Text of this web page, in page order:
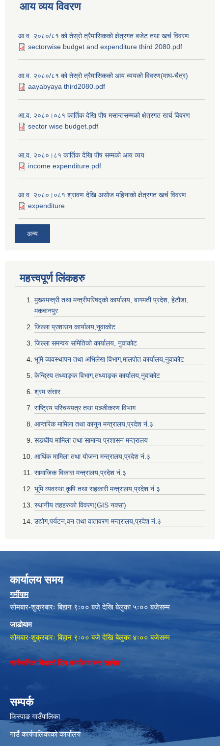
आय व्यय विवरण
आ.व. २०८०/८१ को तेस्रो त्रैमासिकको क्षेत्रगत बजेट तथा खर्च विवरण
sectorwise budget and expenditure third 2080.pdf
आ.व. २०८०/८१ को तेस्रो त्रैमासिकको आय व्ययको विवरण(माघ-चैत्र)
aayabyaya third2080.pdf
आ.व. २०८०।०८१ कार्तिक देखि पौष मसान्तसम्मको क्षेत्रगत खर्च विवरण
sector wise budget.pdf
आ.व. २०८०।८१ कार्तिक देखि पौष सम्मको आय व्यय
income expenditure.pdf
आ.व. २०८०।०८१ श्रावण देखि असोज महिनाको क्षेत्रगत खर्च विवरण
expenditure
अन्य
महत्त्वपूर्ण लि‌ंकहरु
मुख्यमन्त्री तथा मन्त्रीपरिषद्को कार्यालय, बागमती प्रदेश, हेटौडा,
मकवानपुर
जिल्ला प्रशासन कार्यालय,नुवाकोट
जिल्ला समन्वय समितिको कार्यालय, नुवाकोट
भूमि व्यवस्थापन तथा अभिलेख विभाग,मालपोत कार्यालय,नुवाकोट
केन्द्रिय तथ्याङ्क विभाग,तथ्याङ्क कार्यालय,नुवाकोट
श्रम संसार
राष्ट्रिय परिचयपत्र तथा पञ्जीकरण विभाग
आन्तरिक मामिला तथा कानुन मन्त्रालय,प्रदेश नं‌‍‌‍.३
सङघीय मामिला तथा सामान्य प्रशासन मन्त्रालय
आर्थिक मामिला तथा योजना मन्त्रालय,प्रदेश नं‌‍‌‍.३
सामाजिक विकास मन्त्रालय,प्रदेश नं‌‍‌‍.३
भूमि व्यवस्था,कृषि तथा सहकारी मन्त्रालय,प्रदेश नं‌‍‌‍.३
स्थानीय तहहरुको विवरण(GIS नक्सा)
उद्योग,पर्यटन,वन तथा वातावरण मन्त्रालय,प्रदेश नं‌‍‌‍.३
कार्यालय समय
गर्मीयाम
सोमबार-शुक्रबारः बिहान ९ः०० बजे देखि बेलुका ५ः०० बजेसम्म
जाडोयाम
सोमबार-शुक्रबारः बिहान ९ः०० बजे देखि बेलुका ४ः०० बजेसम्म
सार्वजनिक बिदाको दिन कार्यालय बन्द रहनेछ।
सम्पर्क
किस्पाङ गाउँपालिका
गाउँ कार्यपालिकाको कार्यालय